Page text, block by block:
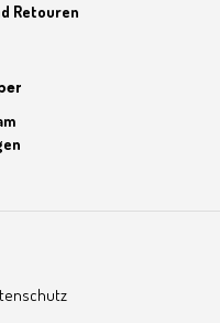
Retouren